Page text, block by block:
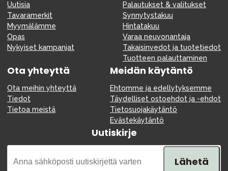
Uutisia
Tavaramerkit
Myymälämme
Opas
Nykyiset kampanjat
Palautukset & valitukset
Synnytystakuu
Hintatakuu
Varaa neuvonantaja
Takaisinvedot ja tuotetiedot
Tuotteen palauttaminen
Ota yhteyttä
Ota meihin yhteyttä
Tiedot
Tietoa meistä
Meidän käytäntö
Ehtomme ja edellytyksemme
Täydelliset ostoehdot ja -ehdot
Tietosuojakäytäntö
Evästekäytäntö
Uutiskirje
Lähetä